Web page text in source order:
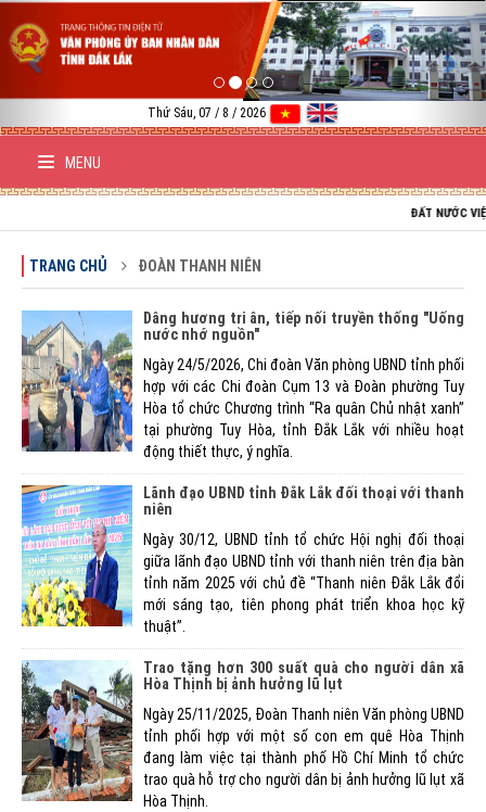
Thứ Sáu, 07 / 8 / 2026
MENU
ĐẤT NƯỚC VIỆT
TRANG CHỦ ĐOÀN THANH NIÊN
Dâng hương tri ân, tiếp nối truyền thống "Uống
nước nhớ nguồn"
Ngày 24/5/2026, Chi đoàn Văn phòng UBND tỉnh phối
hợp với các Chi đoàn Cụm 13 và Đoàn phường Tuy
Hòa tổ chức Chương trình “Ra quân Chủ nhật xanh”
tại phường Tuy Hòa, tỉnh Đắk Lắk với nhiều hoạt
động thiết thực, ý nghĩa.
Lãnh đạo UBND tỉnh Đắk Lắk đối thoại với thanh
niên
Ngày 30/12, UBND tỉnh tổ chức Hội nghị đối thoại
giữa lãnh đạo UBND tỉnh với thanh niên trên địa bàn
tỉnh năm 2025 với chủ đề “Thanh niên Đắk Lắk đổi
mới sáng tạo, tiên phong phát triển khoa học kỹ
thuật”.
Trao tặng hơn 300 suất quà cho người dân xã
Hòa Thịnh bị ảnh hưởng lũ lụt
Ngày 25/11/2025, Đoàn Thanh niên Văn phòng UBND
tỉnh phối hợp với một số con em quê Hòa Thịnh
đang làm việc tại thành phố Hồ Chí Minh tổ chức
trao quà hỗ trợ cho người dân bị ảnh hưởng lũ lụt xã
Hòa Thịnh.